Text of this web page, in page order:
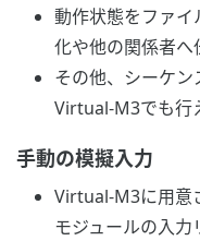
動作状態をファイ
化や他の関係者へ
その他、シーケ
Virtual-M3でも行
手動の模擬入力
Virtual-M3に用意
モジュールの入力